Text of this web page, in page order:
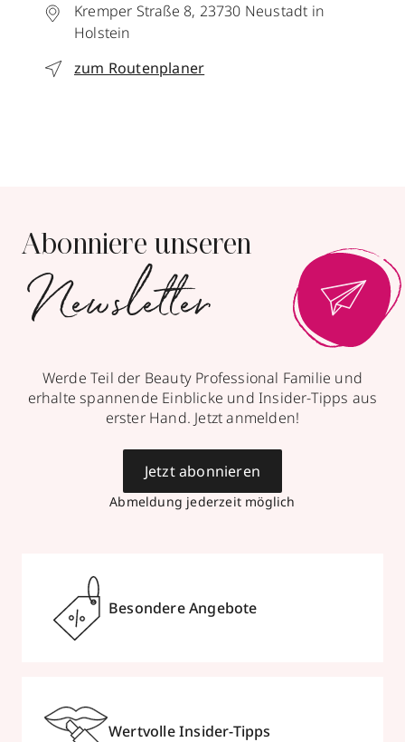
Kremper Straße 8, 23730 Neustadt in
Holstein
zum Routenplaner
Abonniere unseren
Newsletter
Werde Teil der Beauty Professional Familie und
erhalte spannende Einblicke und Insider-Tipps aus
erster Hand. Jetzt anmelden!
Abmeldung jederzeit möglich
Jetzt abonnieren
Besondere Angebote
Wertvolle Insider-Tipps